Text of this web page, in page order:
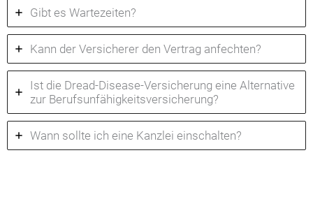
Gibt es Wartezeiten?
Kann der Versicherer den Vertrag anfechten?
Ist die Dread-Disease-Versicherung eine Alternative
zur Berufsunfähigkeitsversicherung?
Wann sollte ich eine Kanzlei einschalten?